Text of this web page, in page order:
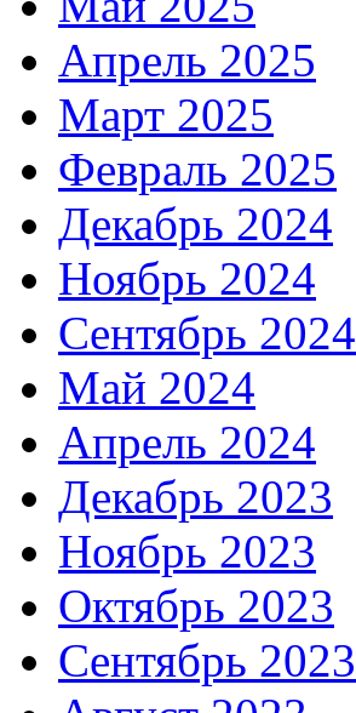
Апрель 2025
Март 2025
Февраль 2025
Декабрь 2024
Ноябрь 2024
Сентябрь 2024
Май 2024
Апрель 2024
Декабрь 2023
Ноябрь 2023
Октябрь 2023
Сентябрь 2023